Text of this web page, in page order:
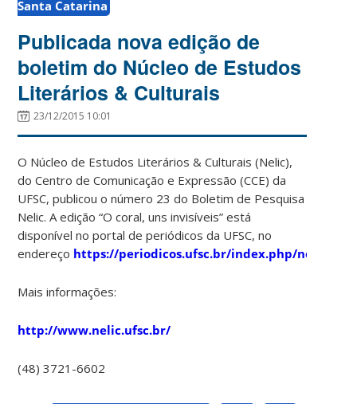
Santa Catarina
Publicada nova edição de
boletim do Núcleo de Estudos
Literários & Culturais
23/12/2015 10:01
O Núcleo de Estudos Literários & Culturais (Nelic),
do Centro de Comunicação e Expressão (CCE) da
UFSC, publicou o número 23 do Boletim de Pesquisa
Nelic. A edição “O coral, uns invisíveis” está
disponível no portal de periódicos da UFSC, no
endereço https://periodicos.ufsc.br/index.php/nelic/
Mais informações:
http://www.nelic.ufsc.br/
(48) 3721-6602